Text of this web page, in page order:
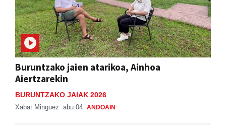
Buruntzako jaien atarikoa, Ainhoa
Aiertzarekin
BURUNTZAKO JAIAK 2026
Xabat Minguez abu 04 ANDOAIN